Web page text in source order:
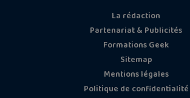
La rédaction
Partenariat & Publicités
Formations Geek
Sitemap
Mentions légales
Politique de confidentialité